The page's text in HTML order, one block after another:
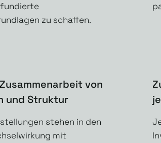
zu schaffen.
von
und Struktur
stehen in den
mit